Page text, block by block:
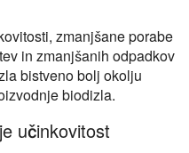
zmanjšane porabe
in zmanjšanih odpadkov
bistveno bolj okolju
biodizla.
učinkovitost